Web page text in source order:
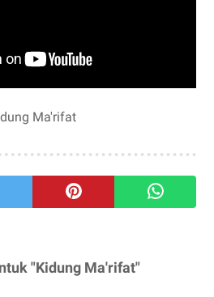
Ma'rifat
"Kidung Ma'rifat"